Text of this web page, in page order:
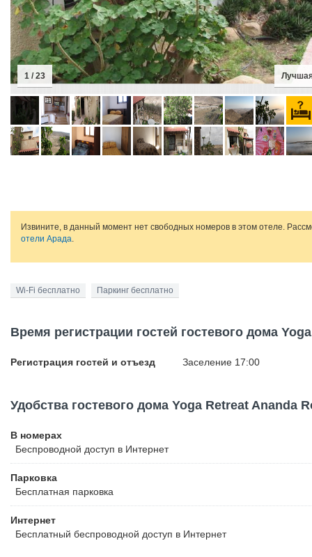
1 / 23
Извините, в данный момент нет свободных номеров в этом отеле.
отели Арада.
Wi-Fi бесплатно Паркинг бесплатно
Время регистрации гостей гостевого дома
Регистрация гостей и отъезд Заселение 17:00
Удобства гостевого дома Yoga Retreat Ananda
В номерах
Беспроводной доступ в Интернет
Парковка
Бесплатная парковка
Интернет
Бесплатный беспроводной доступ в Интернет